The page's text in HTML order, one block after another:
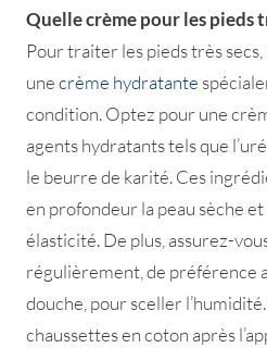
Quelle crème pour les pieds
Pour traiter les pieds très
unecrème hydratante
condition. Optez pour une
agents hydratants tels que
le beurre de karité. Ces
en profondeur la peau sèche
élasticité. De plus, assurez-
régulièrement, de préférence
douche, pour sceller
chaussettes en coton après